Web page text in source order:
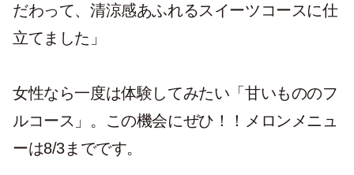
だわって、清涼感あふれるスイーツコースに仕
立てました」
女性なら一度は体験してみたい「甘いもののフ
ルコース」。この機会にぜひ！！メロンメニュ
ーは8/3までです。